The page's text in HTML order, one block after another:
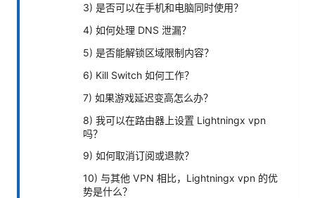
3) 是否可以在手机和电脑同时使用？
4) 如何处理 DNS 泄漏？
5) 是否能解锁区域限制内容？
6) Kill Switch 如何工作？
7) 如果游戏延迟变高怎么办？
8) 我可以在路由器上设置 Lightningx vpn
吗？
9) 如何取消订阅或退款？
10) 与其他 VPN 相比，Lightningx vpn 的优
势是什么？